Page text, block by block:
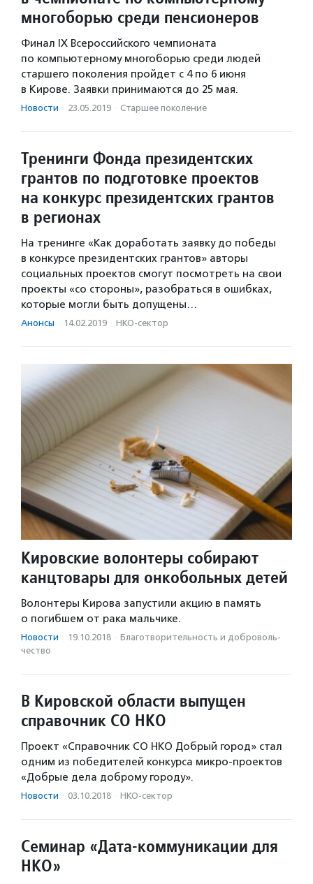
многоборью среди пенсионеров
Финал IX Всероссийского чемпионата
по компьютерному многоборью среди людей
старшего поколения пройдет с 4 по 6 июня
в Кирове. Заявки принимаются до 25 мая.
Новости · 23.05.2019 · Старшее поколение
Тренинги Фонда президентских
грантов по подготовке проектов
на конкурс президентских грантов
в регионах
На тренинге «Как доработать заявку до победы
в конкурсе президентских грантов» авторы
социальных проектов смогут посмотреть на свои
проекты «со стороны», разобраться в ошибках,
которые могли быть допущены…
Анонсы · 14.02.2019 · НКО-сектор
Кировские волонтеры собирают
канцтовары для онкобольных детей
Волонтеры Кирова запустили акцию в память
о погибшем от рака мальчике.
Новости · 19.10.2018 · Благотвори­тель­ность и доброволь­
чест­во
В Кировской области выпущен
справочник СО НКО
Проект «Справочник СО НКО Добрый город» стал
одним из победителей конкурса микро-проектов
«Добрые дела доброму городу».
Новости · 03.10.2018 · НКО-сектор
Семинар «Дата-коммуникации для
НКО»